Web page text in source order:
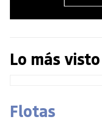
Lo más visto
Flotas